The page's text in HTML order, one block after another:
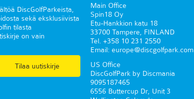
DiscGolfParkeista,
sekä eksklusiivista
tilasta
on vain
Tilaa uutiskirje
Main Office
Spin18 Oy
Etu-Hankkion katu 18
33700 Tampere, FINLAND
Tel. +358 10 231 2550
Email: europe@discgolfpark.com
US Office
DiscGolfPark by Discmania
9095187465
6556 Buttercup Dr, Unit 3